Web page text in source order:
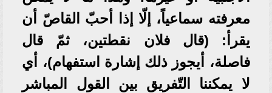
معرفته سماعياً، إلّا إذا أحبّ القاصّ أن
يقرأ: (قال فلان نقطتين، ثمّ قال
فاصلة، أيجوز ذلك إشارة استفهام)، أي
لا يمكننا التّفريق بين القول المباشر